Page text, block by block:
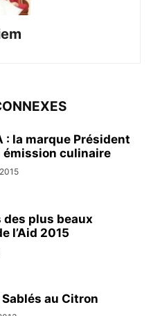
: la marque Président
émission culinaire
des plus beaux
l’Aid 2015
au Citron